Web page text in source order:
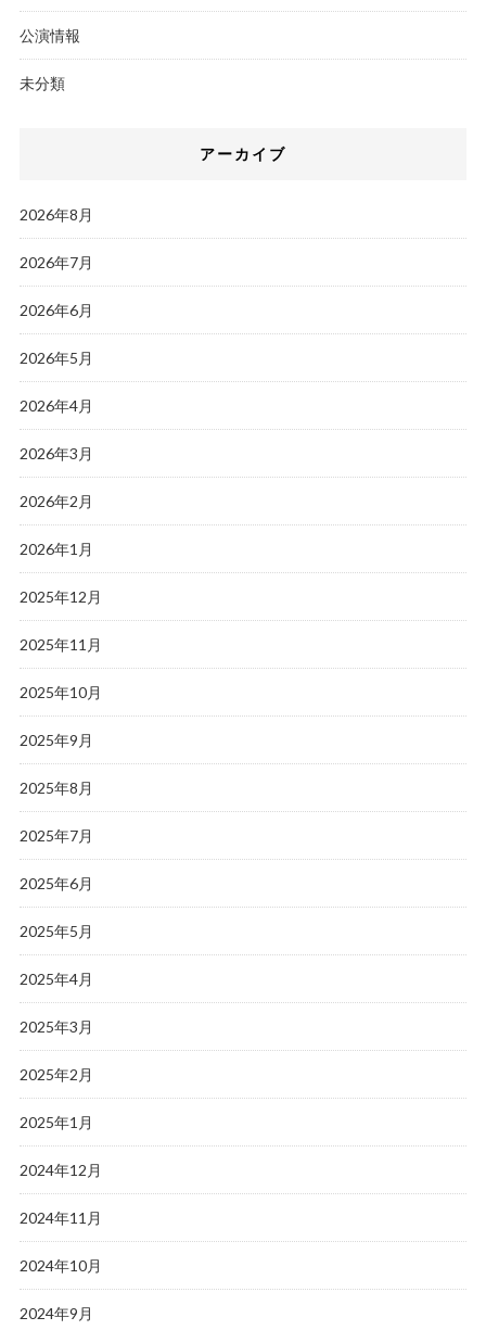
公演情報
未分類
アーカイブ
2026年8月
2026年7月
2026年6月
2026年5月
2026年4月
2026年3月
2026年2月
2026年1月
2025年12月
2025年11月
2025年10月
2025年9月
2025年8月
2025年7月
2025年6月
2025年5月
2025年4月
2025年3月
2025年2月
2025年1月
2024年12月
2024年11月
2024年10月
2024年9月